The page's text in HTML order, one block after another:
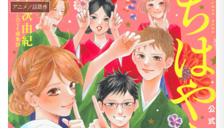
アニメ／話題作